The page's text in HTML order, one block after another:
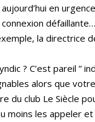
en
la directrice
? C’est pareil ”
alors que
du club Le Siècle
moins les appeler